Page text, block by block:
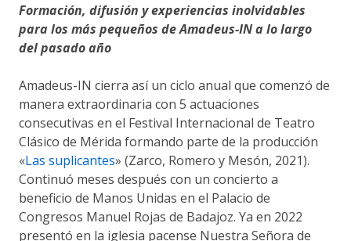
Formación, difusión y experiencias inolvidables
para los más pequeños de Amadeus-IN a lo largo
del pasado año
Amadeus-IN cierra así un ciclo anual que comenzó de
manera extraordinaria con 5 actuaciones
consecutivas en el Festival Internacional de Teatro
Clásico de Mérida formando parte de la producción
«Las suplicantes» (Zarco, Romero y Mesón, 2021).
Continuó meses después con un concierto a
beneficio de Manos Unidas en el Palacio de
Congresos Manuel Rojas de Badajoz. Ya en 2022
presentó en la iglesia pacense Nuestra Señora de